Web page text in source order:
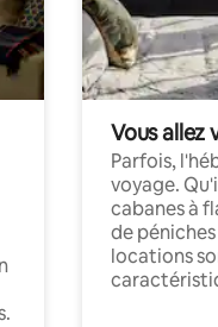
Vous allez
Parfois,
voyage.
cabanes à
de
locations